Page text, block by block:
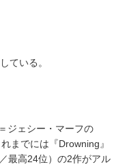
ている。
ジェシー・マーフの
までには『Drowning』
最高24位）の2作がアル